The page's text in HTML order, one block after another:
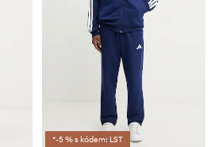
*-5 % s kódem: LST